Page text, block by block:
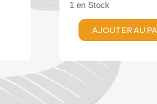
1 en Stock
quantité
Valley
CALE
PIEDS
AJOUTER AU